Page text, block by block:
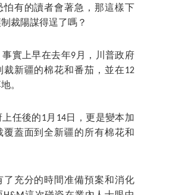
怕有的讀者會著急，那這樣下
裁陽謀得逞了嗎？
實上早在去年9月，川普政府
裁新疆的棉花和番茄，並在12
。
任後的1月14日，更是變本加
覆蓋面到全新疆的所有棉花和
了充分的時間准備預案和消化